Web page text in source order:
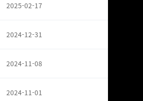
2025-02-17
2024-12-31
2024-11-08
2024-11-01